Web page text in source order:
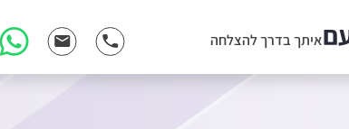
איתך בדרך להצלחה